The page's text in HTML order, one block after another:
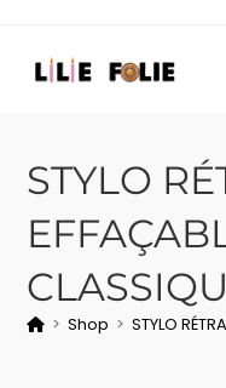
STYLO
> Shop > STYLO